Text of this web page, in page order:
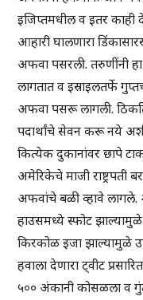
इजिप्तमधील व इतर काही
आहारी घालणारा
अफवा पसरली. तरुणींनी
लागतात व इस्राइलतर्फे
अफवा पसरू लागली.
पदार्थांचे सेवन करू नये
कित्येक दुकानांवर छापे
अमेरिकेचे माजी राष्ट्रपती
अफवांचे बळी व्हावे लागले.
हाउसमध्ये स्फोट
किरकोळ इजा झाल्यामुळे
हवाला देणारा ट्वीट
५०० अंकानी कोसळला व